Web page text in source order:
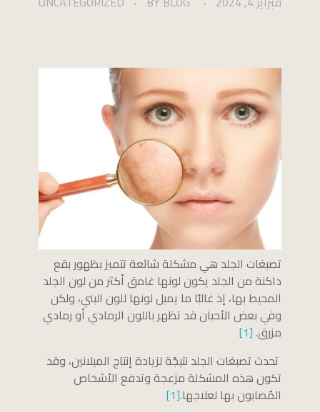
تصبغات الجلد هي مشكلة شائعة تتميز بظهور بقع
داكنة من الجلد يكون لونها غامق أكثر من لون الجلد
المحيط بها، إذ غالبًا ما يميل لونها للون البني، ولكن
وفي بعض الأحيان قد تظهر باللون الرمادي أو رمادي
مزرق.[1]
تحدث تصبغات الجلد نتيجًة لزيادة إنتاج الميلانين، وقد
تكون هذه المشكلة مزعجة وتدفع الأشخاص
المُصابون بها لعلاجها.[1]